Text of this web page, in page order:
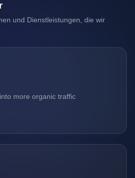
und Dienstleistungen, die wir
more organic traffic